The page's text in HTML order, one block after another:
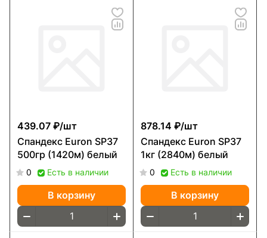
439.07 ₽/шт
Спандекс Euron SP37
500гр (1420м) белый
0 Есть в наличии
В корзину
878.14 ₽/шт
Спандекс Euron SP37
1кг (2840м) белый
0 Есть в наличии
В корзину